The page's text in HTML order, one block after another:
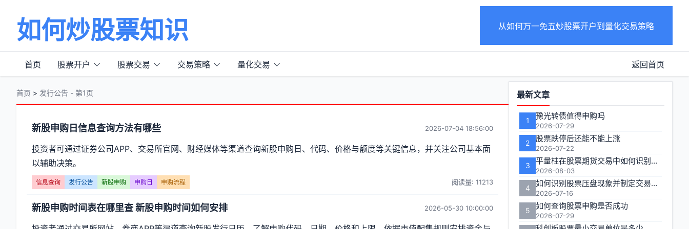
如何炒股票知识 从如何万一免五炒股票开户到量化交易策略
首页 股票开户 股票交易 交易策略 量化交易 返回首页
首页 > 发行公告 - 第1页
分
类
【发
行
公
新股申购日信息查询方法有哪些 2026-07-04 18:56:00
投资者可通过证券公司APP、交易所官网、财经媒体等渠道查询新股申购日、代码、价格与额度等关键信息，并关注公司基本面
以辅助决策。
信息查询 发行公告 新股申购 申购日 申购流程 阅读量: 11213
新股申购时间表在哪里查 新股申购时间如何安排 2026-05-30 10:00:00
功
能
区
最新文章
1 豫光转债值得申购吗
2026-07-29
2 股票跌停后还能不能上涨
2026-07-22
3 平量柱在股票期货交易中如何识别关键信号？
2026-08-03
4 如何识别股票压盘现象并制定交易策略
2026-07-16
5 如何查询股票申购是否成功
2026-07-29